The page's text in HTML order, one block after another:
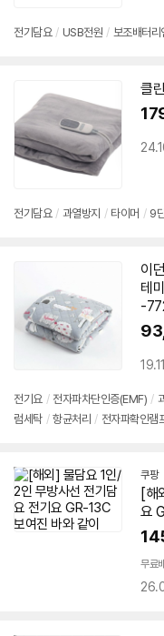
전기 담요 / USB전원 / 보조배터리
클
전기 담요 / 과열방지 / 타이머 / 9
이
테
-
전기요 / 전자파차단인증(EMF) /
럼세탁 / 항균처리 / 전자파확인램
쿠팡
[해
요
무료